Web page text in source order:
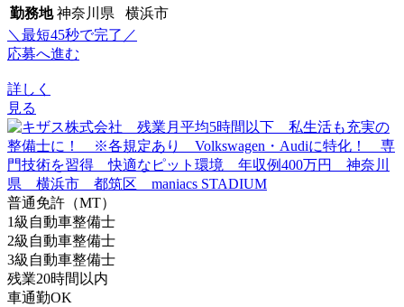
勤務地 神奈川県 横浜市
＼最短45秒で完了／
応募へ進む
詳しく
見る
普通免許（MT）
1級自動車整備士
2級自動車整備士
3級自動車整備士
残業20時間以内
車通勤OK